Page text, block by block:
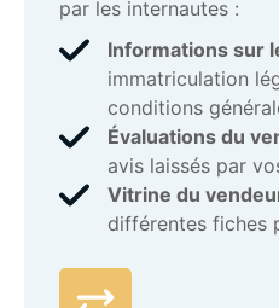
par les internautes :
Informations sur
immatriculation
conditions
Évaluations du
avis laissés par
Vitrine du
différentes fiches